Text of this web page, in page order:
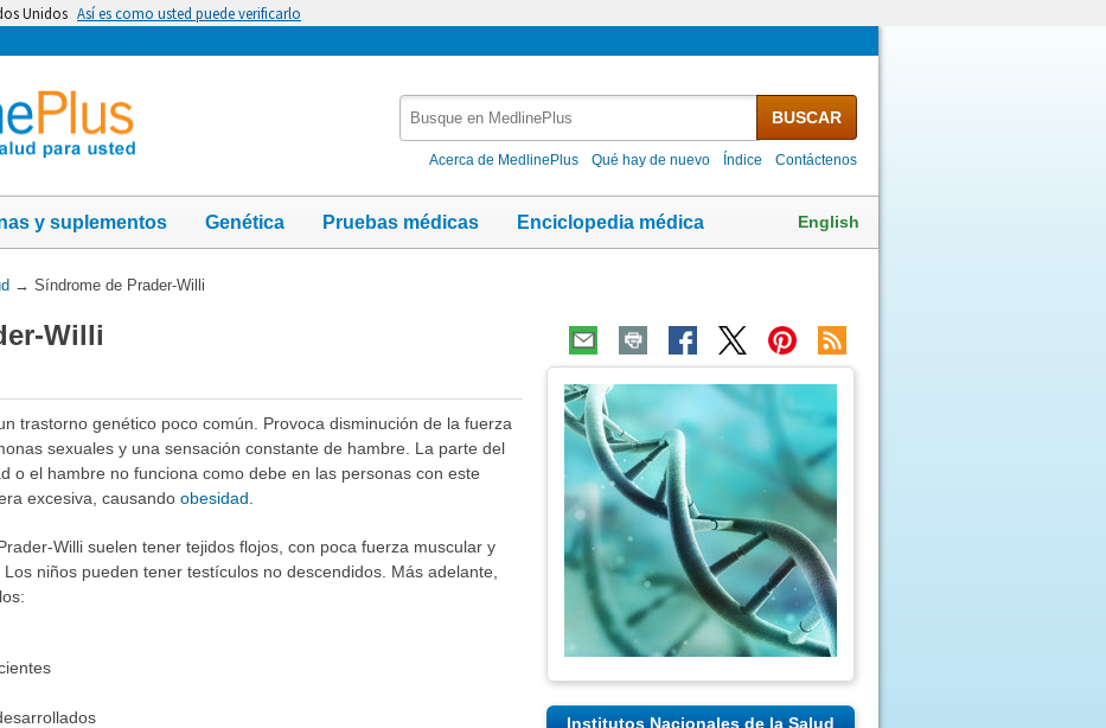
Unidos Así es como usted puede verificarlo
MedlinePlus
BUSCAR
Acerca de MedlinePlus Qué hay de nuevo Índice Contáctenos
y suplementos Genética Pruebas médicas Enciclopedia médica English
→ Síndrome de Prader-Willi
Willi
trastorno genético poco común. Provoca disminución de la fuerza
sexuales y una sensación constante de hambre. La parte del
o el hambre no funciona como debe en las personas con este
excesiva, causando obesidad
Willi suelen tener tejidos flojos, con poca fuerza muscular y
niños pueden tener testículos no descendidos. Más adelante,
Tema
Imagen
Institutos Nacionales de la Salud